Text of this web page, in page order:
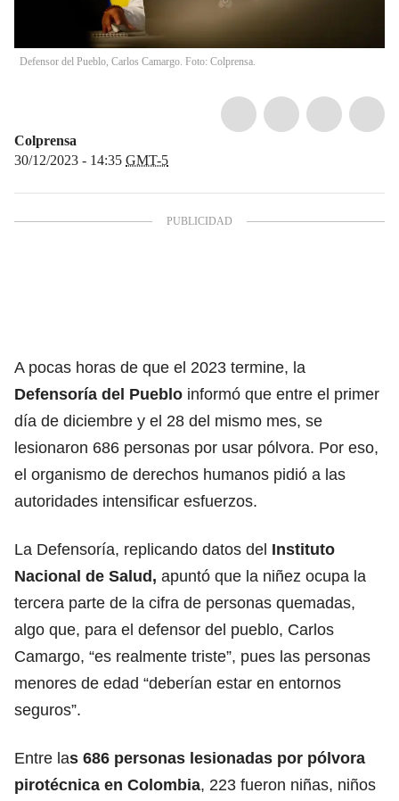
Defensor del Pueblo, Carlos Camargo. Foto: Colprensa.
Colprensa
30/12/2023 - 14:35 GMT-5
A pocas horas de que el 2023 termine, la
Defensoría del Pueblo informó que entre el primer
día de diciembre y el 28 del mismo mes, se
lesionaron 686 personas por usar pólvora. Por eso,
el organismo de derechos humanos pidió a las
autoridades intensificar esfuerzos.
La Defensoría, replicando datos del Instituto
Nacional de Salud, apuntó que la niñez ocupa la
tercera parte de la cifra de personas quemadas,
algo que, para el defensor del pueblo, Carlos
Camargo, “es realmente triste”, pues las personas
menores de edad “deberían estar en entornos
seguros”.
Entre las 686 personas lesionadas por pólvora
pirotécnica en Colombia, 223 fueron niñas, niños